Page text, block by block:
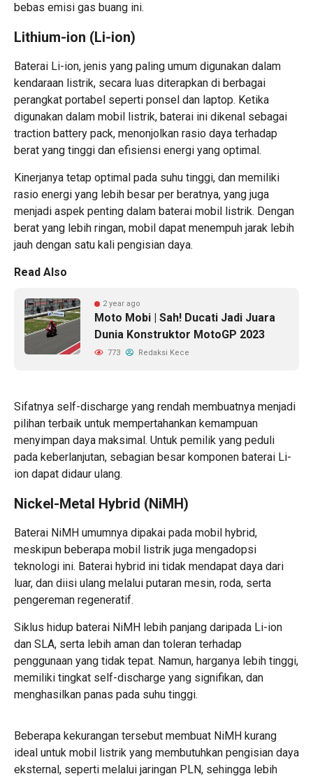
bebas emisi gas buang ini.
Lithium-ion (Li-ion)
Baterai Li-ion, jenis yang paling umum digunakan dalam
kendaraan listrik, secara luas diterapkan di berbagai
perangkat portabel seperti ponsel dan laptop. Ketika
digunakan dalam mobil listrik, baterai ini dikenal sebagai
traction battery pack, menonjolkan rasio daya terhadap
berat yang tinggi dan efisiensi energi yang optimal.
Kinerjanya tetap optimal pada suhu tinggi, dan memiliki
rasio energi yang lebih besar per beratnya, yang juga
menjadi aspek penting dalam baterai mobil listrik. Dengan
berat yang lebih ringan, mobil dapat menempuh jarak lebih
jauh dengan satu kali pengisian daya.
Read Also
2 year ago
Moto Mobi | Sah! Ducati Jadi Juara
Dunia Konstruktor MotoGP 2023
773 Redaksi Kece
Sifatnya self-discharge yang rendah membuatnya menjadi
pilihan terbaik untuk mempertahankan kemampuan
menyimpan daya maksimal. Untuk pemilik yang peduli
pada keberlanjutan, sebagian besar komponen baterai Li-
ion dapat didaur ulang.
Nickel-Metal Hybrid (NiMH)
Baterai NiMH umumnya dipakai pada mobil hybrid,
meskipun beberapa mobil listrik juga mengadopsi
teknologi ini. Baterai hybrid ini tidak mendapat daya dari
luar, dan diisi ulang melalui putaran mesin, roda, serta
pengereman regeneratif.
Siklus hidup baterai NiMH lebih panjang daripada Li-ion
dan SLA, serta lebih aman dan toleran terhadap
penggunaan yang tidak tepat. Namun, harganya lebih tinggi,
memiliki tingkat self-discharge yang signifikan, dan
menghasilkan panas pada suhu tinggi.
Beberapa kekurangan tersebut membuat NiMH kurang
ideal untuk mobil listrik yang membutuhkan pengisian daya
eksternal, seperti melalui jaringan PLN, sehingga lebih